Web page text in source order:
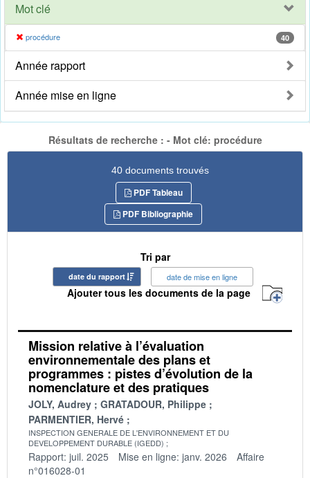
Mot clé
procédure 40
Année rapport
Année mise en ligne
Résultats de recherche : - Mot clé: procédure
40 documents trouvés
PDF Tableau
PDF Bibliographie
Tri par
date du rapport date de mise en ligne
Ajouter tous les documents de la page
Mission relative à l’évaluation
environnementale des plans et
programmes : pistes d’évolution de la
nomenclature et des pratiques
JOLY, Audrey
GRATADOUR, Philippe
PARMENTIER, Hervé
INSPECTION GENERALE DE L'ENVIRONNEMENT ET DU
DEVELOPPEMENT DURABLE (IGEDD)
Rapport: juil. 2025 Mise en ligne: janv. 2026
Affaire
n°016028-01